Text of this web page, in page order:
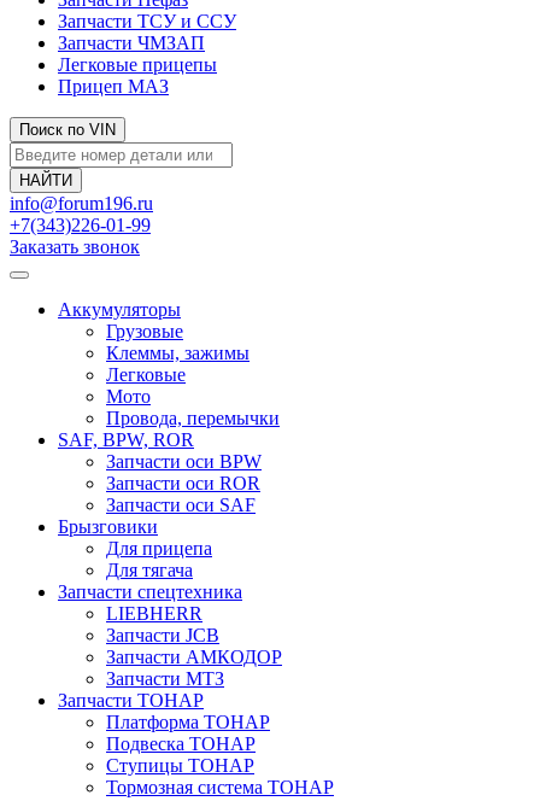
Запчасти ТСУ и ССУ
Запчасти ЧМЗАП
Легковые прицепы
Прицеп МАЗ
Поиск по VIN
info@forum196.ru
+7(343)226-01-99
Заказать звонок
Аккумуляторы
Грузовые
Клеммы, зажимы
Легковые
Мото
Провода, перемычки
SAF, BPW, ROR
Запчасти оси BPW
Запчасти оси ROR
Запчасти оси SAF
Брызговики
Для прицепа
Для тягача
Запчасти спецтехника
LIEBHERR
Запчасти JCB
Запчасти АМКОДОР
Запчасти МТЗ
Запчасти ТОНАР
Платформа ТОНАР
Подвеска ТОНАР
Ступицы ТОНАР
Тормозная система ТОНАР